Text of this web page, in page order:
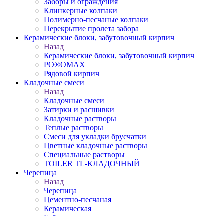
Заборы и ограждения
Клинкерные колпаки
Полимерно-песчаные колпаки
Перекрытие пролета забора
Керамические блоки, забутовочный кирпич
Назад
Керамические блоки, забутовочный кирпич
PO®OMAX
Рядовой кирпич
Кладочные смеси
Назад
Кладочные смеси
Затирки и расшивки
Кладочные растворы
Теплые растворы
Смеси для укладки брусчатки
Цветные кладочные растворы
Специальные растворы
TOILER TL-КЛАДОЧНЫЙ
Черепица
Назад
Черепица
Цементно-песчаная
Керамическая